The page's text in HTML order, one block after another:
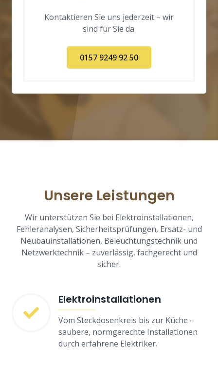
Kontaktieren Sie uns jederzeit – wir
sind für Sie da.
0157 9249 92 50
Unsere Leistungen
Wir unterstützen Sie bei Elektroinstallationen,
Fehleranalysen, Sicherheitsprüfungen, Ersatz- und
Neubauinstallationen, Beleuchtungstechnik und
Netzwerktechnik – zuverlässig, fachgerecht und
sicher.
Elektroinstallationen
Vom Steckdosenkreis bis zur Küche –
saubere, normgerechte Installationen
durch erfahrene Elektriker.